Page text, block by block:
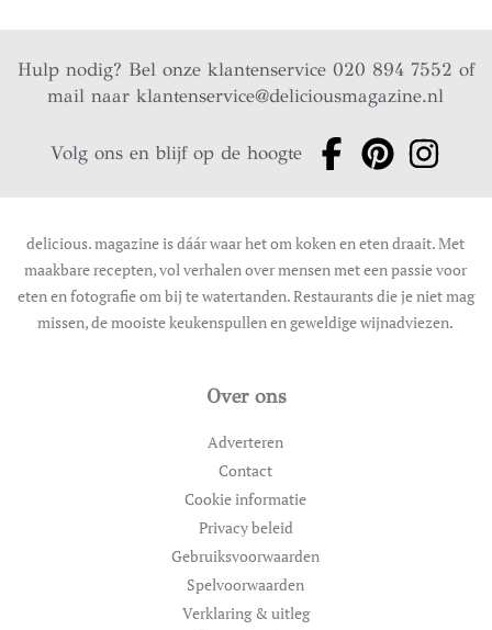
Hulp nodig? Bel onze klantenservice 020 894 7552 of
mail naarklantenservice@deliciousmagazine.nl
Volg ons en blijf op de hoogte
delicious. magazine is dáár waar het om koken en eten draait. Met
maakbare recepten, vol verhalen over mensen met een passie voor
eten en fotografie om bij te watertanden. Restaurants die je niet mag
missen, de mooiste keukenspullen en geweldige wijnadviezen.
Over ons
Adverteren
Contact
Cookie informatie
Privacy beleid
Gebruiksvoorwaarden
Spelvoorwaarden
Verklaring & uitleg